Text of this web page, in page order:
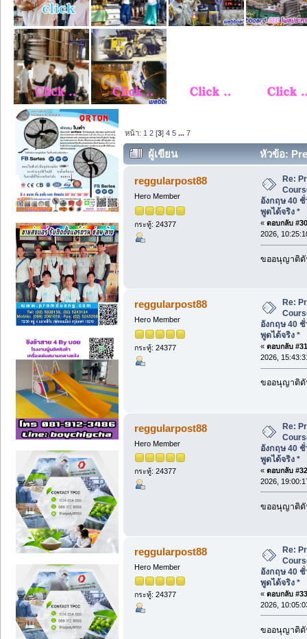
หน้า: 1 2 [3]4 5 ...7
ผู้เขียน
หัวข้อ:
อังกฤษ 40 ชั่วโมง ที่ขอนแก่น พูดได้จริง
reggularpost88
Hero Member
กระทู้: 24377
Re:
อังกฤษ 40
พูดได้จริง *
« ตอบกลับ
2026,
ขออนุญาติดั
reggularpost88
Hero Member
กระทู้: 24377
Re:
อังกฤษ 40
พูดได้จริง *
« ตอบกลับ
2026,
ขออนุญาติดั
reggularpost88
Hero Member
กระทู้: 24377
Re:
อังกฤษ 40
พูดได้จริง *
« ตอบกลับ
2026,
ขออนุญาติดั
reggularpost88
Hero Member
กระทู้: 24377
Re:
อังกฤษ 40
พูดได้จริง *
« ตอบกลับ
2026,
ขออนุญาติดั